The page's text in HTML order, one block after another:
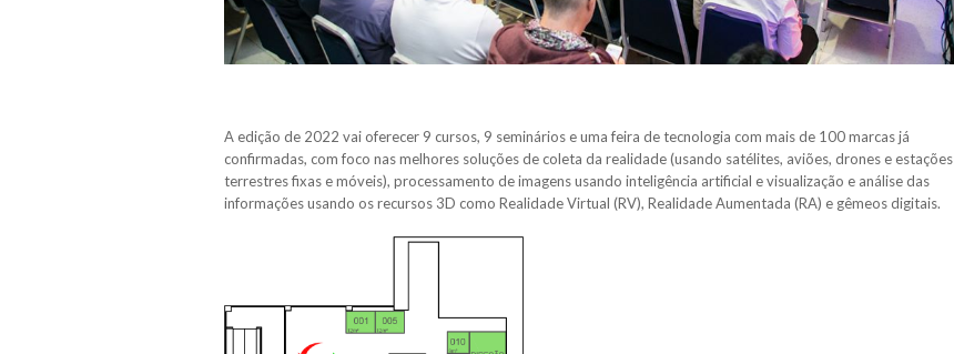
A edição de 2022 vai oferecer 9 cursos, 9 seminários e uma feira de tecnologia com mais de 100 marcas já
confirmadas, com foco nas melhores soluções de coleta da realidade (usando satélites, aviões, drones e estações
terrestres fixas e móveis), processamento de imagens usando inteligência artificial e visualização e análise das
informações usando os recursos 3D como Realidade Virtual (RV), Realidade Aumentada (RA) e gêmeos digitais.